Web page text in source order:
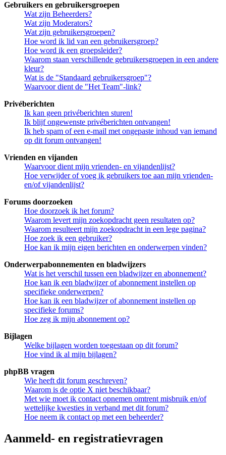
Gebruikers en gebruikersgroepen
Wat zijn Beheerders?
Wat zijn Moderators?
Wat zijn gebruikersgroepen?
Hoe word ik lid van een gebruikersgroep?
Hoe word ik een groepsleider?
Waarom staan verschillende gebruikersgroepen in een andere
kleur?
Wat is de "Standaard gebruikersgroep"?
Waarvoor dient de "Het Team"-link?
Privéberichten
Ik kan geen privéberichten sturen!
Ik blijf ongewenste privéberichten ontvangen!
Ik heb spam of een e-mail met ongepaste inhoud van iemand
op dit forum ontvangen!
Vrienden en vijanden
Waarvoor dient mijn vrienden- en vijandenlijst?
Hoe verwijder of voeg ik gebruikers toe aan mijn vrienden-
en/of vijandenlijst?
Forums doorzoeken
Hoe doorzoek ik het forum?
Waarom levert mijn zoekopdracht geen resultaten op?
Waarom resulteert mijn zoekopdracht in een lege pagina?
Hoe zoek ik een gebruiker?
Hoe kan ik mijn eigen berichten en onderwerpen vinden?
Onderwerpabonnementen en bladwijzers
Wat is het verschil tussen een bladwijzer en abonnement?
Hoe kan ik een bladwijzer of abonnement instellen op
specifieke onderwerpen?
Hoe kan ik een bladwijzer of abonnement instellen op
specifieke forums?
Hoe zeg ik mijn abonnement op?
Bijlagen
Welke bijlagen worden toegestaan op dit forum?
Hoe vind ik al mijn bijlagen?
phpBB vragen
Wie heeft dit forum geschreven?
Waarom is de optie X niet beschikbaar?
Met wie moet ik contact opnemen omtrent misbruik en/of
wettelijke kwesties in verband met dit forum?
Hoe neem ik contact op met een beheerder?
Aanmeld- en registratievragen